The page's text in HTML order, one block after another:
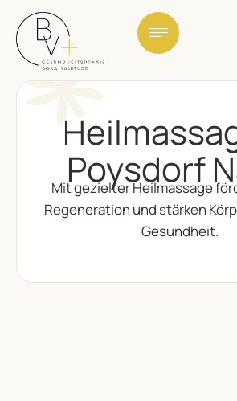
Poysdorf
Mit gezielter Heilmassage
Regeneration und stärken
Gesundheit.